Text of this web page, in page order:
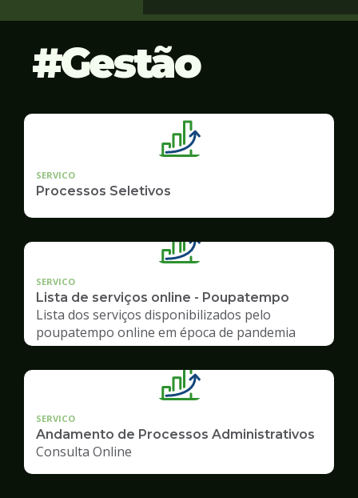
Gestão
SERVICO
Processos Seletivos
SERVICO
Lista de serviços online - Poupatempo
Lista dos serviços disponibilizados pelo
poupatempo online em época de pandemia
SERVICO
Andamento de Processos Administrativos
Consulta Online